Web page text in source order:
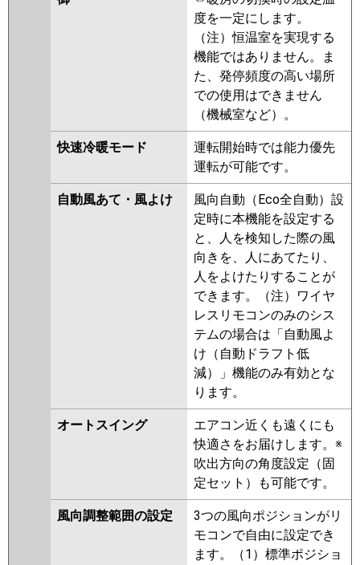
度を一定にします。
（注）恒温室を実現する
機能ではありません。ま
た、発停頻度の高い場所
での使用はできません
（機械室など）。
快速冷暖モード
運転開始時では能力優先
運転が可能です。
自動風あて・風よけ
風向自動（Eco全自動）設
定時に本機能を設定する
と、人を検知した際の風
向きを、人にあてたり、
人をよけたりすることが
できます。（注）ワイヤ
レスリモコンのみのシス
テムの場合は「自動風よ
け（自動ドラフト低
減）」機能のみ有効とな
ります。
オートスイング
エアコン近くも遠くにも
快適さをお届けします。※
吹出方向の角度設定（固
定セット）も可能です。
風向調整範囲の設定
3つの風向ポジションがリ
モコンで自由に設定でき
ます。（1）標準ポジショ